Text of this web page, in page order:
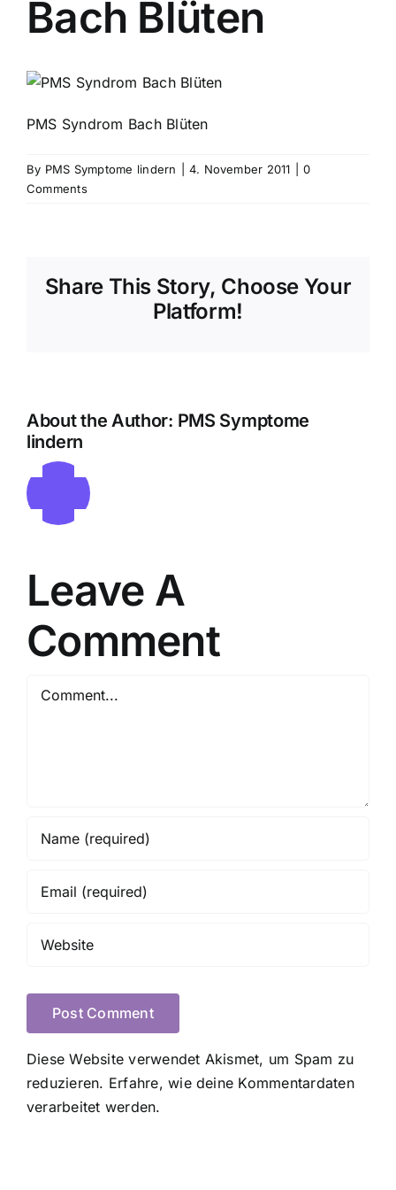
Bach Blüten
PMS Syndrom Bach Blüten
By PMS Symptome lindern 4. November 2011
0
Comments
Share This Story, Choose Your
Platform!
About the Author: PMS Symptome
lindern
Leave A
Comment
Comment
Diese Website verwendet Akismet, um Spam zu
reduzieren. Erfahre, wie deine Kommentardaten
verarbeitet werden.